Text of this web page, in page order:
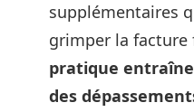
supplémentaires
grimper la facture
pratique
des